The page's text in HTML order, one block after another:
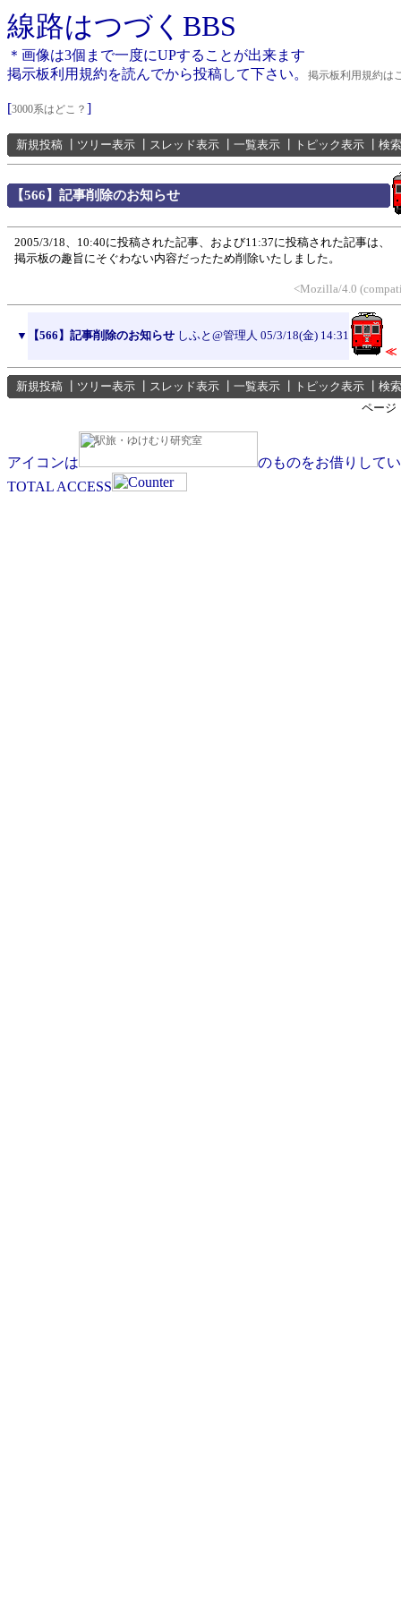
線路はつづくBBS
＊画像は3個まで一度にUPすることが出来ます
掲示板利用規約を読んでから投稿して下さい。
掲示板利用規約は
[3000系はどこ？ ]
新規投稿 ツリー表示 スレッド表示 一覧表示 トピック表示 検索
【566】記事削除のお知らせ
2005/3/18、10:40に投稿された記事、および11:37に投稿された記事は、
掲示板の趣旨にそぐわない内容だったため削除いたしました。
<Mozilla/4.0
▼ 【566】記事削除のお知らせ しふと@管理人 05/3/18(金) 14:31
≪
新規投稿 ツリー表示 スレッド表示 一覧表示 トピック表示
検索
ページ
アイコンは
のものをお借りして
TOTAL ACCESS